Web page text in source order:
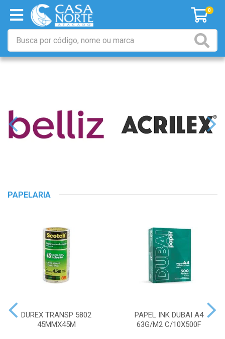
0
PAPELARIA
DUREX TRANSP 5802
45MMX45M
PAPEL INK DUBAI A4
63G/M2 C/10X500F